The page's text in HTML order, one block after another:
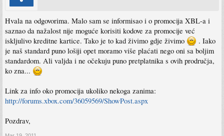
Hvala na odgovorima. Malo sam se informisao i o promocija XBL-a i
saznao da nažalost nije moguće korisiti kodove za promocije već
iskljulivo kreditne kartice. Tako je to kad živimo gdje živimo
. Iako
je naš standard puno lošiji opet moramo više plaćati nego oni sa boljim
standardom. Ali valjda i ne očekuju puno pretplatnika s ovih prodručja,
ko zna...
Link za info oko promocija ukoliko nekoga zanima:
http://forums.xbox.com/36059569/ShowPost.aspx
Pozdrav,